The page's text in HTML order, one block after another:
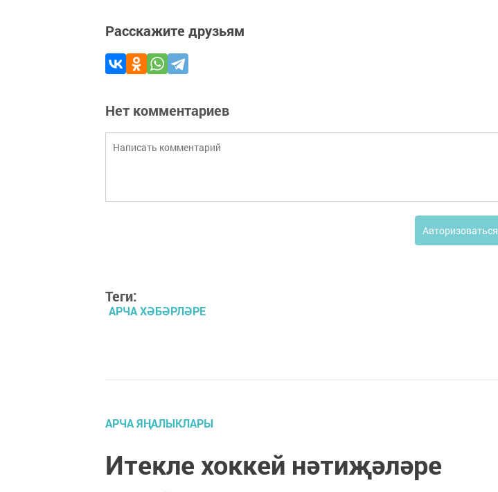
Расскажите друзьям
Нет комментариев
Авторизоваться
Теги:
АРЧА ХӘБӘРЛӘРЕ
АРЧА ЯҢАЛЫКЛАРЫ
Итекле хоккей нәтиҗәләре